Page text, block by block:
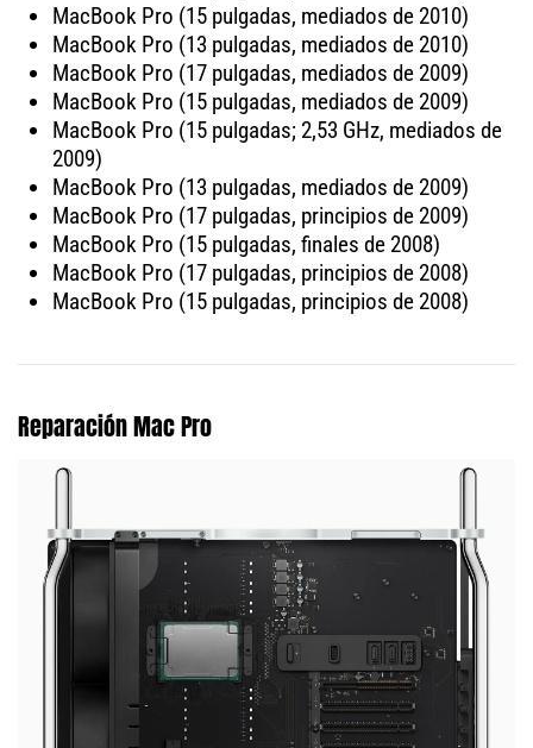
MacBook Pro (15 pulgadas, mediados de 2010)
MacBook Pro (13 pulgadas, mediados de 2010)
MacBook Pro (17 pulgadas, mediados de 2009)
MacBook Pro (15 pulgadas, mediados de 2009)
MacBook Pro (15 pulgadas; 2,53 GHz, mediados de
2009)
MacBook Pro (13 pulgadas, mediados de 2009)
MacBook Pro (17 pulgadas, principios de 2009)
MacBook Pro (15 pulgadas, finales de 2008)
MacBook Pro (17 pulgadas, principios de 2008)
MacBook Pro (15 pulgadas, principios de 2008)
Reparación Mac Pro